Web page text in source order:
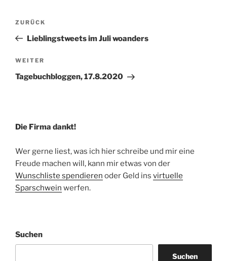
Beitragsnavigation
Vorheriger
Beitrag
ZURÜCK
Lieblingstweets im Juli woanders
Nächster
Beitrag
WEITER
Tagebuchbloggen, 17.8.2020
Die Firma dankt!
Wer gerne liest, was ich hier schreibe und mir eine
Freude machen will, kann mir etwas von der
Wunschliste spendieren oder Geld ins virtuelle
Sparschwein werfen.
Suchen
Suchen